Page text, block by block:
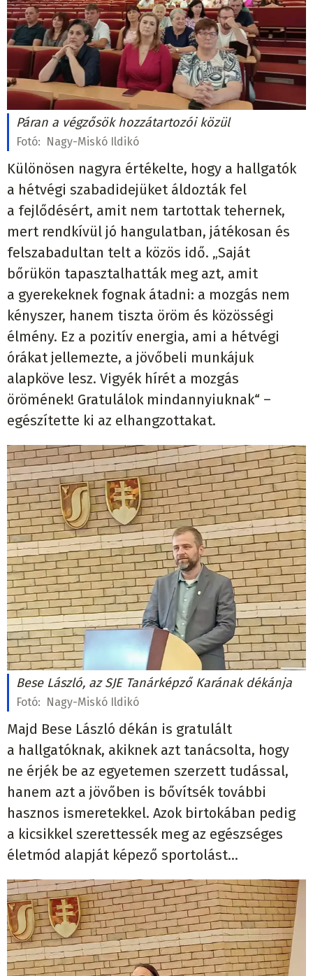
Páran a végzősök hozzátartozói közül
Fotó: Nagy-Miskó Ildikó
Különösen nagyra értékelte, hogy a hallgatók
a hétvégi szabadidejüket áldozták fel
a fejlődésért, amit nem tartottak tehernek,
mert rendkívül jó hangulatban, játékosan és
felszabadultan telt a közös idő. „Saját
bőrükön tapasztalhatták meg azt, amit
a gyerekeknek fognak átadni: a mozgás nem
kényszer, hanem tiszta öröm és közösségi
élmény. Ez a pozitív energia, ami a hétvégi
órákat jellemezte, a jövőbeli munkájuk
alapköve lesz. Vigyék hírét a mozgás
örömének! Gratulálok mindannyiuknak“ –
egészítette ki az elhangzottakat.
Bese László, az SJE Tanárképző Karának dékánja
Fotó: Nagy-Miskó Ildikó
Majd Bese László dékán is gratulált
a hallgatóknak, akiknek azt tanácsolta, hogy
ne érjék be az egyetemen szerzett tudással,
hanem azt a jövőben is bővítsék további
hasznos ismeretekkel. Azok birtokában pedig
a kicsikkel szerettessék meg az egészséges
életmód alapját képező sportolást...